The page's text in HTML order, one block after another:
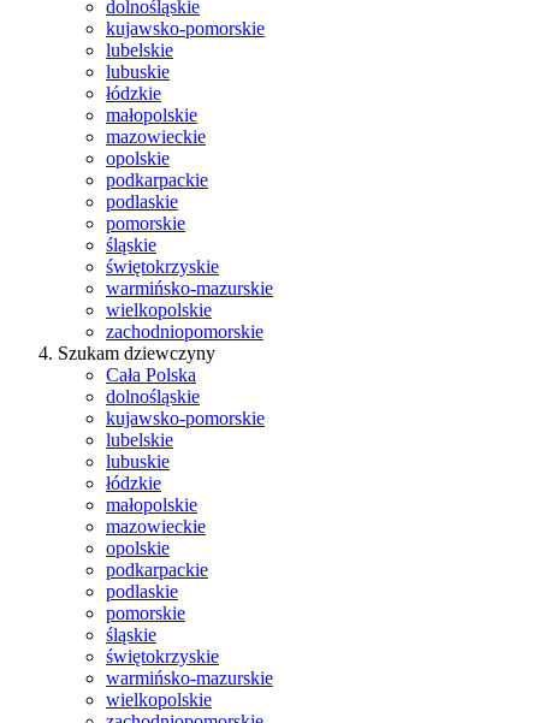
dolnośląskie
kujawsko-pomorskie
lubelskie
lubuskie
łódzkie
małopolskie
mazowieckie
opolskie
podkarpackie
podlaskie
pomorskie
śląskie
świętokrzyskie
warmińsko-mazurskie
wielkopolskie
zachodniopomorskie
Szukam dziewczyny
Cała Polska
dolnośląskie
kujawsko-pomorskie
lubelskie
lubuskie
łódzkie
małopolskie
mazowieckie
opolskie
podkarpackie
podlaskie
pomorskie
śląskie
świętokrzyskie
warmińsko-mazurskie
wielkopolskie